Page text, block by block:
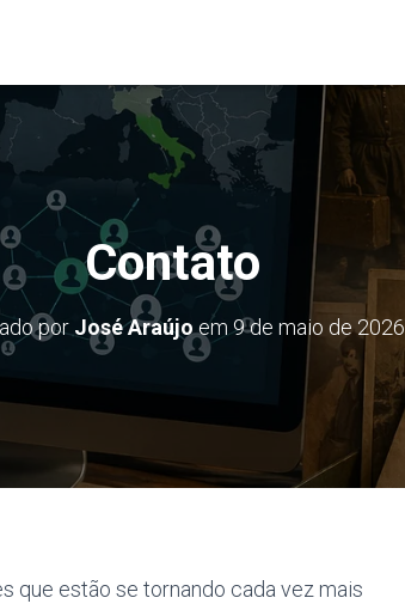
Contato
por José Araújoem9 de maio de 2026
que estão se tornando cada vez mais